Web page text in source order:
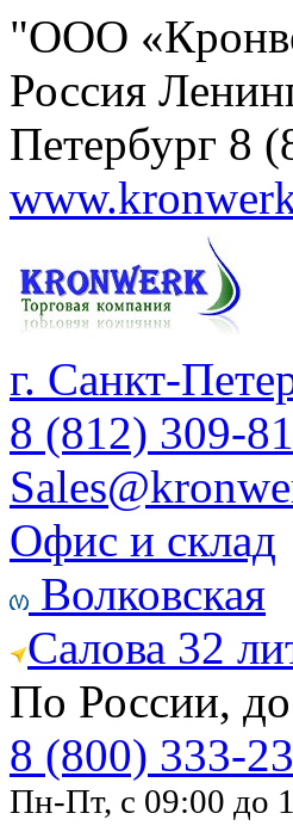
"ООО
Россия
Петербург 8
г. Санкт-
8 (812) 309-
Офис и склад
Волковская
Салова 32
По России,
8 (800) 333-
Пн-Пт, с 09:00 до